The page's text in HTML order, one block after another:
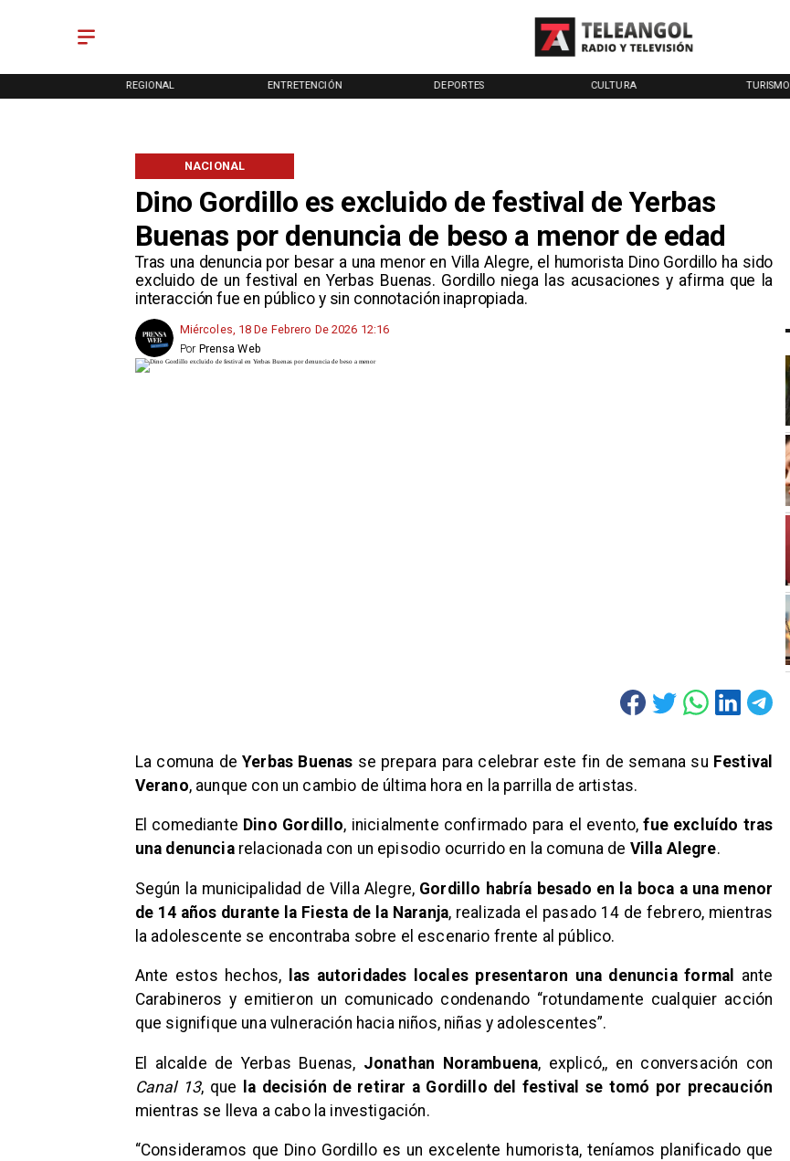
REGIONAL ENTRETENCIÓN DEPORTES CULTURA TURISMO
Dino Gordillo es excluido de festival de Yerbas
Buenas por denuncia de beso a menor de edad
Tras una denuncia por besar a una menor en Villa Alegre, el humorista Dino Gordillo ha sido
excluido de un festival en Yerbas Buenas. Gordillo niega las acusaciones y afirma que la
interacción fue en público y sin connotación inapropiada.
NACIONAL
Miércoles, 18 De Febrero De 2026 12:16
Prensa Web
Por
La comuna deYerbas Buenas se prepara para celebrar este fin de semana su Festival
Verano, aunque con un cambio de última hora en la parrilla de artistas.
El comediante Dino Gordillo, inicialmente confirmado para el evento,fue excluído tras
una denunciarelacionada con un episodio ocurrido en la comuna de Villa Alegre.
Según la municipalidad de Villa Alegre, Gordillo habría besado en la boca a una menor
de 14 años durante la Fiesta de la Naranja, realizada el pasado 14 de febrero, mientras
la adolescente se encontraba sobre el escenario frente al público.
Ante estos hechos, las autoridades locales presentaron una denuncia formal
ante
Carabineros y emitieron un comunicado condenando “rotundamente cualquier acción
que signifique una vulneración hacia niños, niñas y adolescentes”.
El alcalde de Yerbas Buenas, Jonathan Norambuena, explicó,, en conversación con
Canal 13, que la decisión de retirar a Gordillo del festival se tomó por precaución
mientras se lleva a cabo la investigación.
“Consideramos que Dino Gordillo es un excelente humorista, teníamos planificado que